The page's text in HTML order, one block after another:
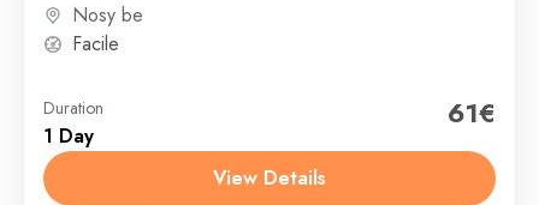
Nosy be
Facile
Duration
1 Day
61€
View Details